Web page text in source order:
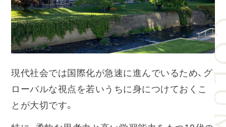
現代社会では国際化が急速に進んでいるため、グ
ローバルな視点を若いうちに身につけておくこ
とが大切です。